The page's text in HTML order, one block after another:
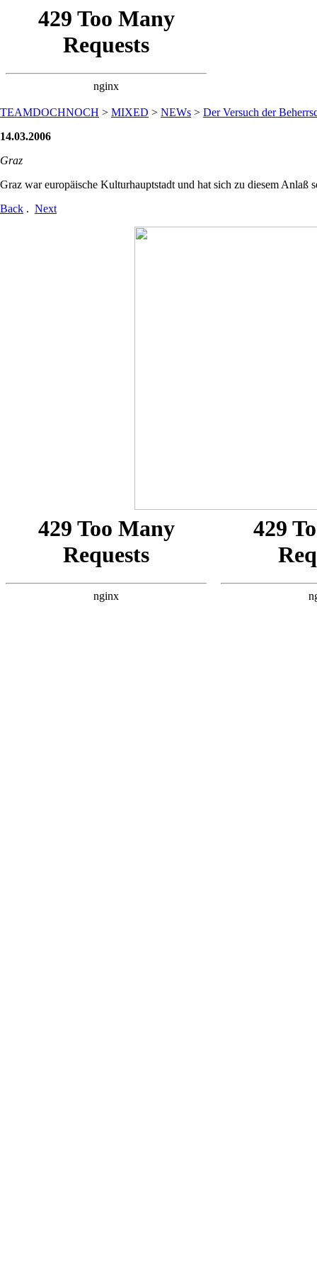
TEAMDOCHNOCH > MIXED > NEWs > Der Versuch der
14.03.2006
Graz
Graz war europäische Kulturhauptstadt und hat sich zu diesem Anlaß
Back . Next